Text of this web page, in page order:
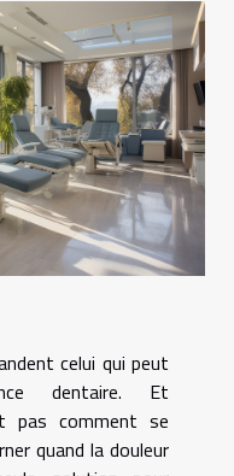
celui qui peut
dentaire. Et
pas comment se
quand la douleur